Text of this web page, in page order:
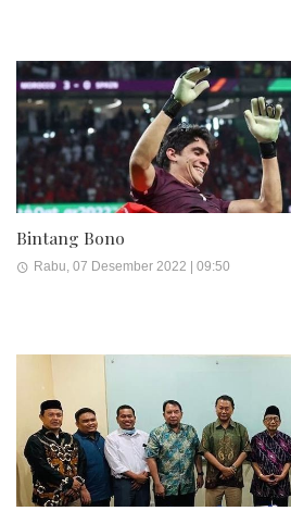
Bintang Bono
Rabu, 07 Desember 2022 | 09:50